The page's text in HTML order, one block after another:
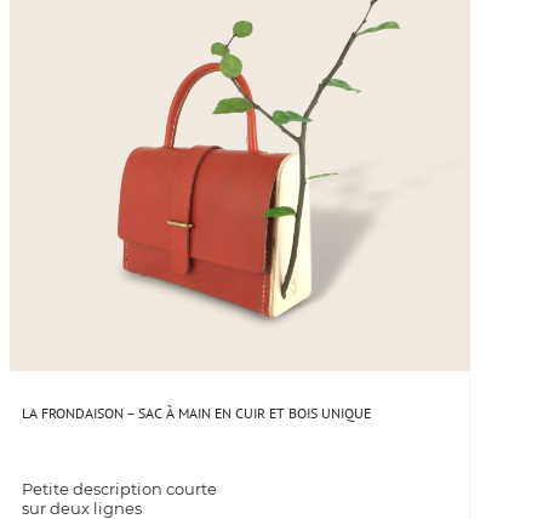
LA FRONDAISON – SAC À MAIN EN CUIR ET BOIS UNIQUE
Petite description courte
sur deux lignes